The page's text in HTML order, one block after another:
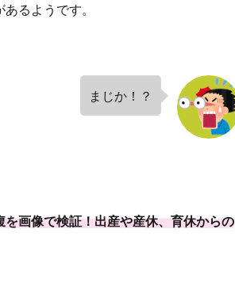
るようです。
まじか！？
画像で検証！出産や産休、育休からの